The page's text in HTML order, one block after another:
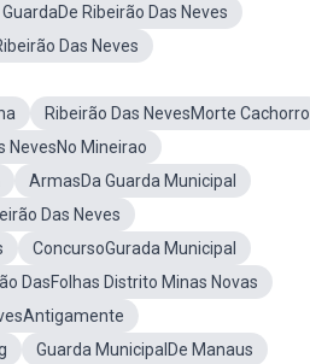
Ribeirão Das Neves
Das Neves
Ribeirão Das NevesMorte Cachorro
NevesNo Mineirao
ArmasDa Guarda Municipal
Das Neves
ConcursoGurada Municipal
DasFolhas Distrito Minas Novas
Guarda MunicipalDe Manaus